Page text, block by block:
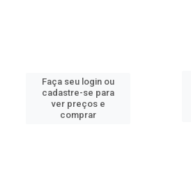
Faça seu login ou
cadastre-se para
ver preços e
comprar